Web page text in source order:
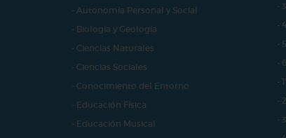
- Autonomía Personal y Social
- Biología y Geología
- Ciencias Naturales
- Ciencias Sociales
- Conocimiento del Entorno
- Educación Física
- Educación Musical
-
-
-
-
-
-
-